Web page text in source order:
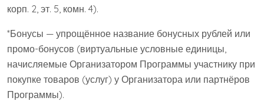
корп. 2, эт. 5, комн. 4).
*Бонусы — упрощённое название бонусных рублей или
промо-бонусов (виртуальные условные единицы,
начисляемые Организатором Программы участнику при
покупке товаров (услуг) у Организатора или партнёров
Программы).